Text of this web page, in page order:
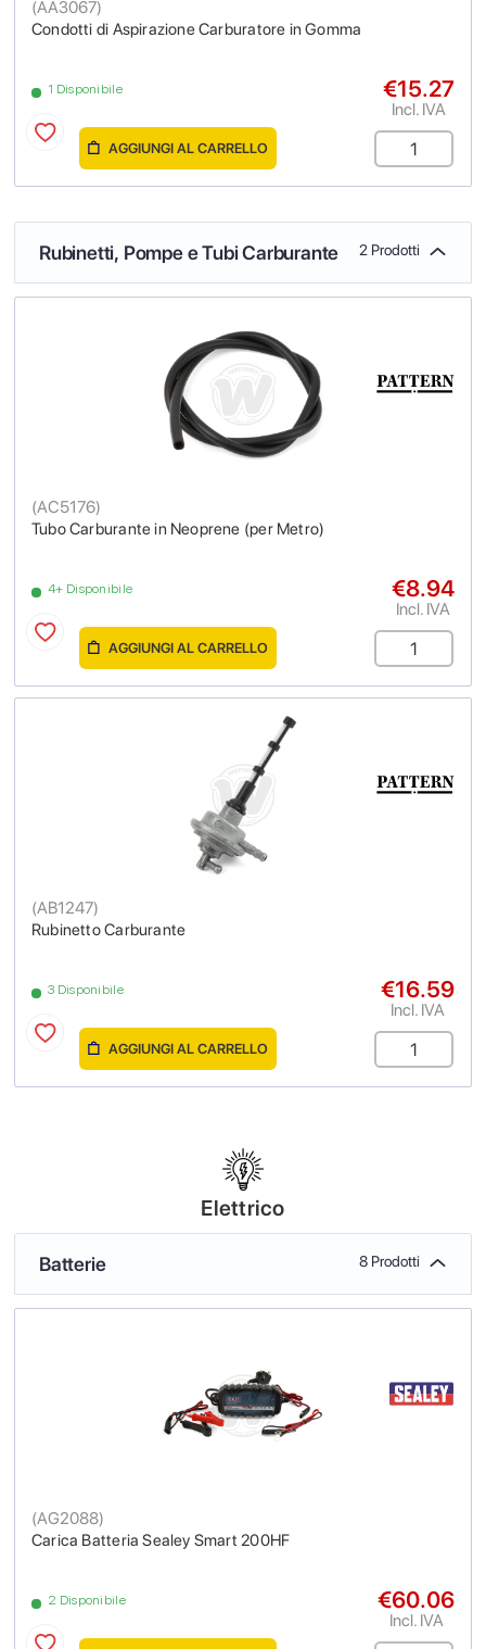
Condotti di Aspirazione Carburatore in Gomma
(AA3067)
1 Disponibile €15.27
Incl. IVA
AGGIUNGI AL CARRELLO
Rubinetti, Pompe e Tubi Carburante 2 Prodotti
Tubo Carburante in Neoprene (per Metro)
(AC5176)
4+ Disponibile €8.94
Incl. IVA
AGGIUNGI AL CARRELLO
Rubinetto Carburante
(AB1247)
3 Disponibile €16.59
Incl. IVA
AGGIUNGI AL CARRELLO
Elettrico
Batterie 8 Prodotti
Carica Batteria Sealey Smart 200HF
(AG2088)
2 Disponibile €60.06
Incl. IVA